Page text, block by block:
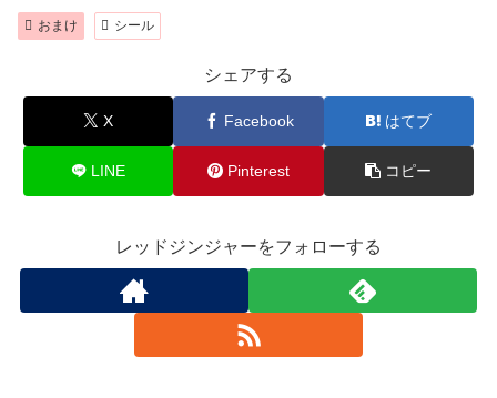
おまけ シール
シェアする
X Facebook はてブ
LINE Pinterest コピー
レッドジンジャーをフォローする